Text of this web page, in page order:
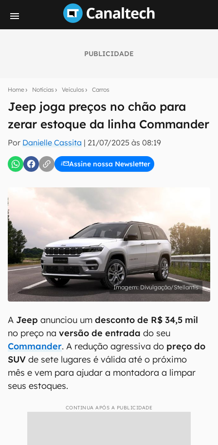
PUBLICIDADE
Home Notícias Veículos Carros
Jeep joga preços no chão para
zerar estoque da linha Commander
Por Danielle Cassita | 21/07/2025 às 08:19
Assine nossa Newsletter
notícias e reviews sobre tecnologia em primeira
E-mail
inscreva-se
Confirmo que li, aceito e concordo com os
Uso e Política de Privacidade do Canaltech.
Divulgação/Stellantis
A Jeep anunciou um desconto de R$ 34,5 mil
no preço na versão de entrada do seu
Commander. A redução agressiva do preço do
SUV de sete lugares é válida até o próximo
mês e vem para ajudar a montadora a limpar
seus estoques.
CONTINUA APÓS A PUBLICIDADE